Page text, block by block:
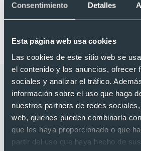
Consentimiento Detalles
Esta página web usa cookies
Las cookies de este sitio web se
el contenido y los anuncios, ofrecer
sociales y analizar el tráfico.
información sobre el uso que haga
nuestros partners de redes
web, quienes pueden combinarla
que les haya proporcionado o que
partir del uso que haya hecho de
Desde 0,31 €
Categorías
Antiestrés
nube